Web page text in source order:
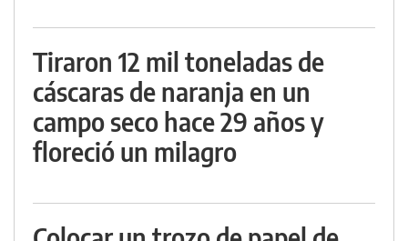
Tiraron 12 mil toneladas de
cáscaras de naranja en un
campo seco hace 29 años y
floreció un milagro